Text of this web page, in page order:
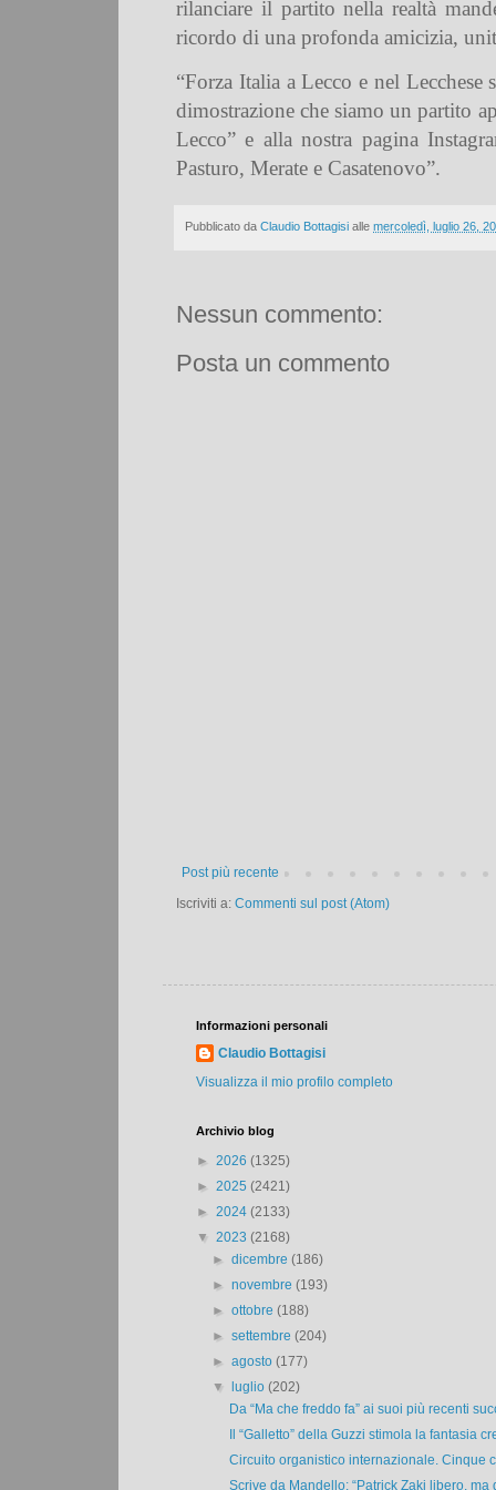
rilanciare il partito nella realtà
ricordo di una profonda amicizia,
“Forza Italia a Lecco e nel
dimostrazione che siamo un partito
Lecco” e alla nostra pagina
Pasturo, Merate e Casatenovo”.
Pubblicato da Claudio Bottagisi alle mercoledì, luglio 26,
Nessun commento:
Posta un commento
Post più recente
Iscriviti a: Commenti sul post (Atom)
Informazioni personali
Claudio Bottagisi
Visualizza il mio profilo completo
Archivio blog
► 2026 (1325)
► 2025 (2421)
► 2024 (2133)
▼ 2023 (2168)
►dicembre(186)
►novembre(193)
►ottobre(188)
►settembre(204)
►agosto(177)
▼
luglio(202)
Da “Ma che freddo fa” ai suoi più recenti
Il “Galletto” della Guzzi stimola la fantasia
Circuito organistico internazionale. Cinque
Scrive da Mandello: “Patrick Zaki libero, ma